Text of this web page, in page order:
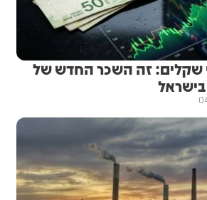
שקלים: זה השכר החדש של